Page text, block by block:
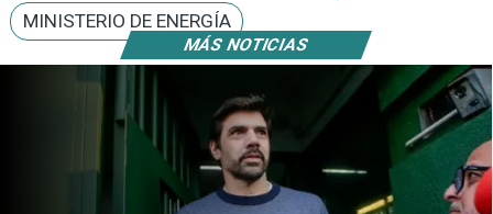
MÁS NOTICIAS
MINISTERIO DE ENERGÍA